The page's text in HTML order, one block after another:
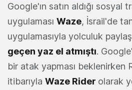
Google'ın satın aldığı sosyal
uygulaması Waze, İsrail'de
uygulamasıyla yolculuk
geçen yaz el atmıştı.
bir atak yapması beklenirken
itibarıyla Waze Rider olarak